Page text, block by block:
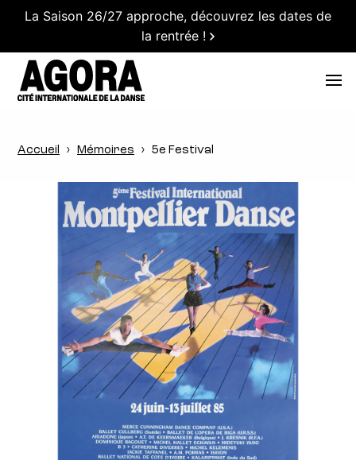
La Saison 26/27 approche, découvrez les dates de
la rentrée !
Accueil Mémoires 5e Festival